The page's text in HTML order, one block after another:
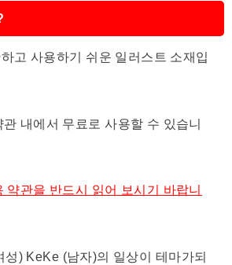
고 사용하기 쉬운 일러스트 소재입
내에서 무료로 사용할 수 있습니
약관을 반드시 읽어 보시기 바랍니
성) KeKe (남자)의 일상이 테마가되